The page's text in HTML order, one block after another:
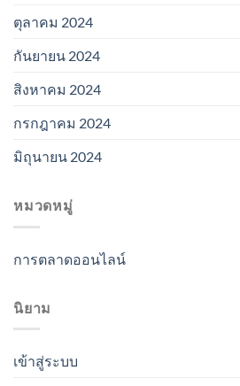
ตุลาคม 2024
กันยายน 2024
สิงหาคม 2024
กรกฎาคม 2024
มิถุนายน 2024
หมวดหมู่
การตลาดออนไลน์
นิยาม
เข้าสู่ระบบ